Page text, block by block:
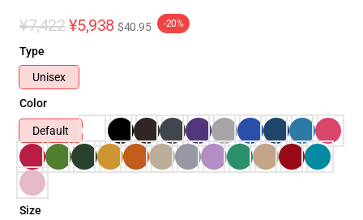
¥7,422 ¥5,938 $40.95 -20%
Type
Unisex
Color
Default
Size